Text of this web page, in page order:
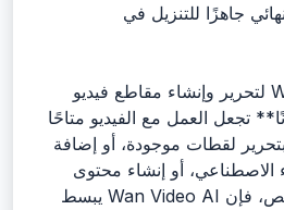
جاهزًا للتنزيل في
منصة **Wan Video AI لتحرير وإنشاء مقاطع فيديو
تجعل العمل مع الفيديو متاحًا
لقطات موجودة، أو إضافة
الاصطناعي، أو إنشاء محتوى
فيديو جديد تمامًا من النص، فإن Wan Video AI يبسط